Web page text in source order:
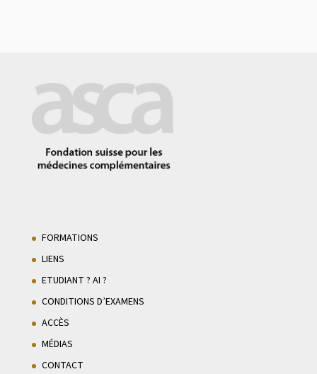
FORMATIONS
LIENS
ETUDIANT ? AI ?
CONDITIONS D’EXAMENS
ACCÈS
MÉDIAS
CONTACT